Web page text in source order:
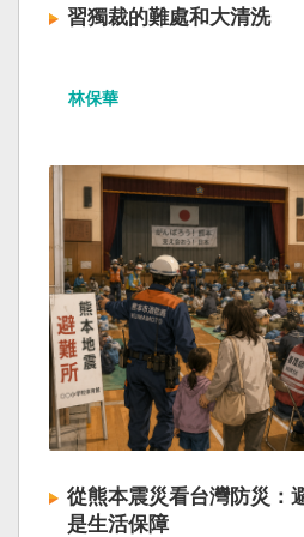
習獨裁的難處和大清洗
林保華
從熊本震災看台灣防災：
是生活保障